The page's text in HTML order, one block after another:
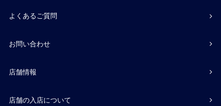
よくあるご質問
お問い合わせ
店舗情報
店舗の入店について